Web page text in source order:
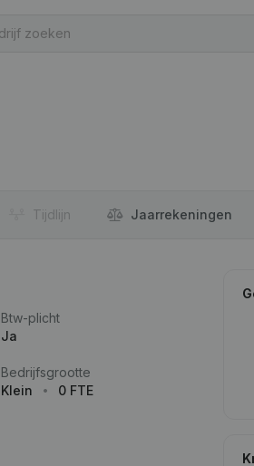
Tijdlijn Jaar­rekeningen
Btw-plicht
Ja
Bedrijfsgrootte
Klein
0 FTE